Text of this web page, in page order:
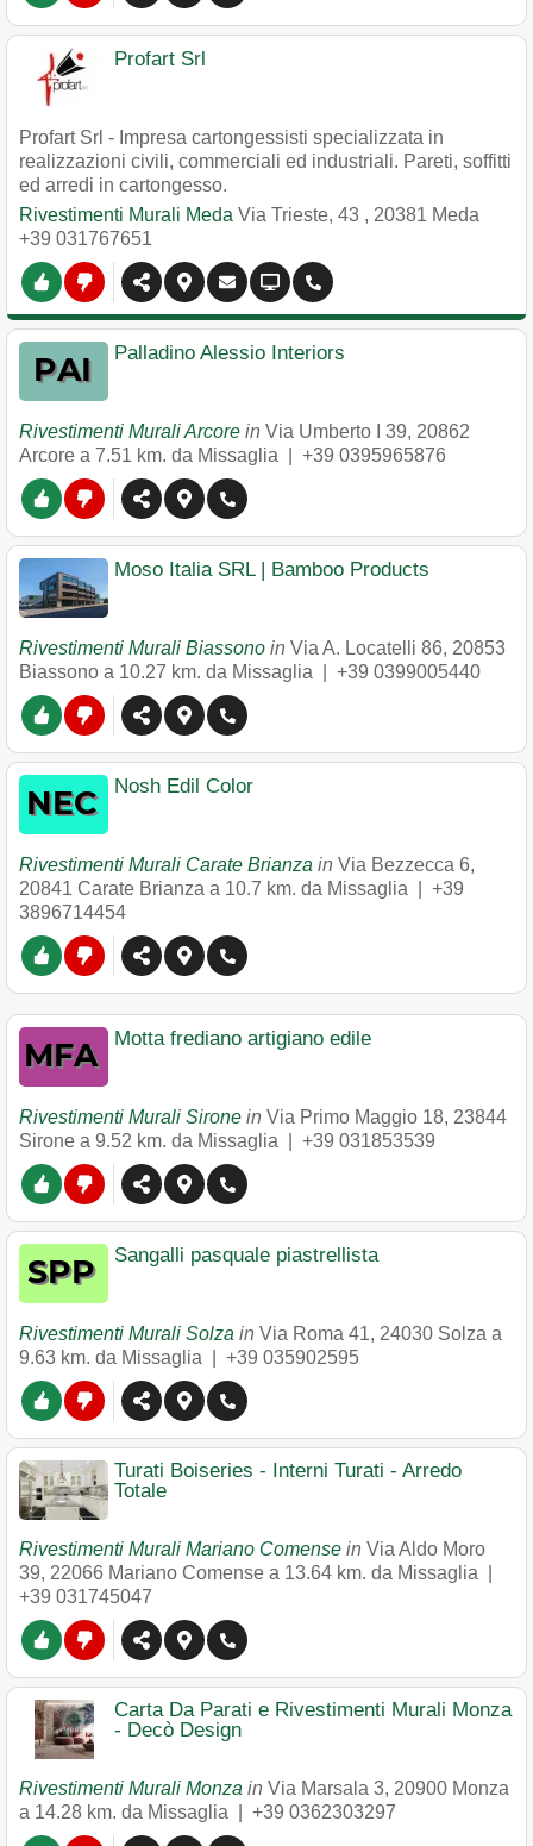
Profart Srl
Profart Srl - Impresa cartongessisti specializzata in
realizzazioni civili, commerciali ed industriali. Pareti, soffitti
ed arredi in cartongesso.
Rivestimenti Murali Meda Via Trieste, 43 , 20381 Meda
+39 031767651
Palladino Alessio Interiors
Rivestimenti Murali Arcore in Via Umberto I 39, 20862
Arcore a 7.51 km. da Missaglia | +39 0395965876
Moso Italia SRL | Bamboo Products
Rivestimenti Murali Biassono in Via A. Locatelli 86, 20853
Biassono a 10.27 km. da Missaglia | +39 0399005440
Nosh Edil Color
Rivestimenti Murali Carate Brianza in Via Bezzecca 6,
20841 Carate Brianza a 10.7 km. da Missaglia | +39
3896714454
Motta frediano artigiano edile
Rivestimenti Murali Sirone in Via Primo Maggio 18, 23844
Sirone a 9.52 km. da Missaglia | +39 031853539
Sangalli pasquale piastrellista
Rivestimenti Murali Solza in Via Roma 41, 24030 Solza a
9.63 km. da Missaglia | +39 035902595
Turati Boiseries - Interni Turati - Arredo
Totale
Rivestimenti Murali Mariano Comense in Via Aldo Moro
39, 22066 Mariano Comense a 13.64 km. da Missaglia |
+39 031745047
Carta Da Parati e Rivestimenti Murali Monza
- Decò Design
Rivestimenti Murali Monza in Via Marsala 3, 20900 Monza
a 14.28 km. da Missaglia | +39 0362303297